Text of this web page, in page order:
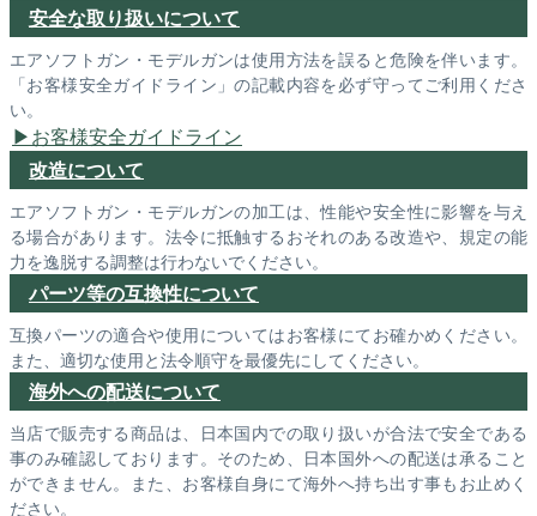
安全な取り扱いについて
エアソフトガン・モデルガンは使用方法を誤ると危険を伴います。
「お客様安全ガイドライン」の記載内容を必ず守ってご利用くださ
い。
お客様安全ガイドライン
改造について
エアソフトガン・モデルガンの加工は、性能や安全性に影響を与え
る場合があります。法令に抵触するおそれのある改造や、規定の能
力を逸脱する調整は行わないでください。
パーツ等の互換性について
互換パーツの適合や使用についてはお客様にてお確かめください。
また、適切な使用と法令順守を最優先にしてください。
海外への配送について
当店で販売する商品は、日本国内での取り扱いが合法で安全である
事のみ確認しております。そのため、日本国外への配送は承ること
ができません。また、お客様自身にて海外へ持ち出す事もお止めく
ださい。